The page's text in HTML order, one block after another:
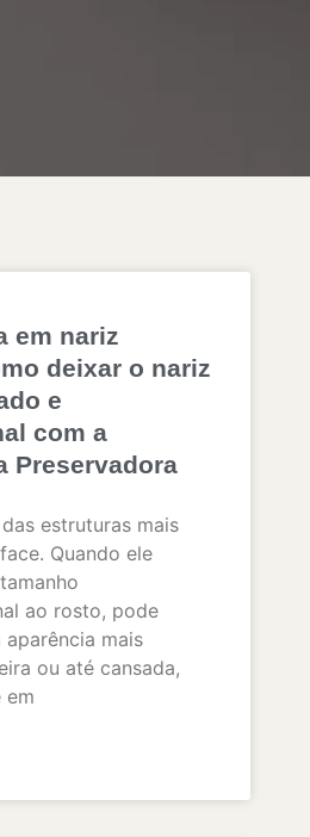
em nariz
deixar o nariz
e
com a
Preservadora
estruturas mais
Quando ele
ao rosto, pode
mais
ou até cansada,
em